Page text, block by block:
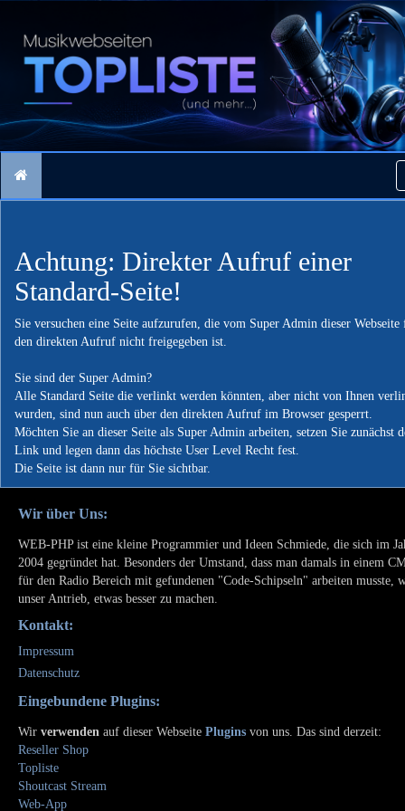
Achtung: Direkter Aufruf einer
Standard-Seite!
Sie versuchen eine Seite aufzurufen, die vom Super Admin dieser Webseite
den direkten Aufruf nicht freigegeben ist.
Sie sind der Super Admin?
Alle Standard Seite die verlinkt werden könnten, aber nicht von Ihnen
wurden, sind nun auch über den direkten Aufruf im Browser gesperrt.
Möchten Sie an dieser Seite als Super Admin arbeiten, setzen Sie zunächst
Link und legen dann das höchste User Level Recht fest.
Die Seite ist dann nur für Sie sichtbar.
Wir über Uns:
WEB-PHP ist eine kleine Programmier und Ideen Schmiede, die sich im
2004 gegründet hat. Besonders der Umstand, dass man damals in einem
für den Radio Bereich mit gefundenen "Code-Schipseln" arbeiten musste,
unser Antrieb, etwas besser zu machen.
Kontakt:
Impressum
Datenschutz
Eingebundene Plugins:
Wir verwenden auf dieser Webseite Plugins von uns. Das sind derzeit:
Reseller Shop
Topliste
Shoutcast Stream
Web-App